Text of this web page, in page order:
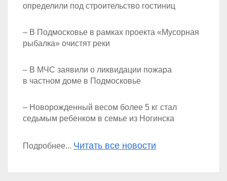
определили под строительство гостиниц
– В Подмосковье в рамках проекта «Мусорная
рыбалка» очистят реки
– В МЧС заявили о ликвидации пожара
в частном доме в Подмосковье
– Новорожденный весом более 5 кг стал
седьмым ребенком в семье из Ногинска
Подробнее... Читать все новости